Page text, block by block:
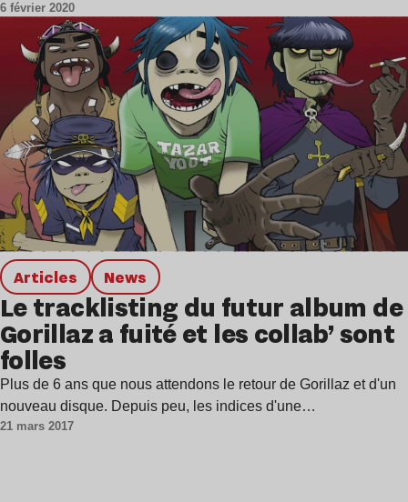
6 février 2020
Articles news
Le tracklisting du futur album de
Gorillaz a fuité et les collab’ sont
folles
Plus de 6 ans que nous attendons le retour de Gorillaz et d'un
nouveau disque. Depuis peu, les indices d'une…
21 mars 2017